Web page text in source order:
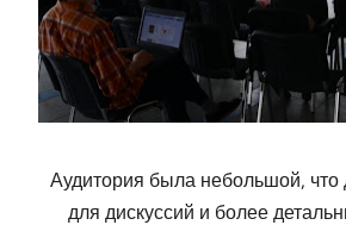
Аудитория была небольшой, что
для дискуссий и более